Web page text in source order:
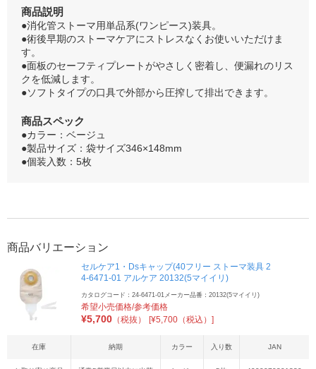
商品説明
●消化管ストーマ用単品系(ワンピース)装具。
●術後早期のストーマケアにストレスなくお使いいただけま
す。
●面板のセーフティプレートがやさしく密着し、便漏れのリス
クを低減します。
●ソフトタイプの口具で外部から圧搾して排出できます。
商品スペック
●カラー：ベージュ
●製品サイズ：袋サイズ346×148mm
●個装入数：5枚
商品バリエーション
セルケア1・Dsキャップ(40フリー ストーマ装具 2
4-6471-01 アルケア 20132(5マイイリ)
カタログコード：24-6471-01メーカー品番：20132(5マイイリ)
希望小売価格/参考価格
¥5,700 （税抜） [¥5,700（税込）]
在庫 納期 カラー 入り数 JAN